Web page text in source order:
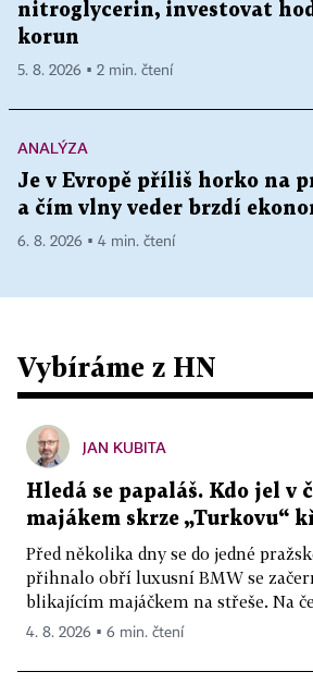
nitroglycerin, investovat
korun
5. 8. 2026 ▪ 2 min. čtení
ANALÝZA
Je v Evropě příliš horko na
a čím vlny veder brzdí
6. 8. 2026 ▪ 4 min. čtení
Vybíráme z HN
JAN KUBITA
Hledá se papaláš. Kdo jel v
majákem skrze „Turkovu“
Před několika dny se do jedné
přihnalo obří luxusní BMW se
blikajícím majáčkem na střeše. Na
4. 8. 2026 ▪ 6 min. čtení